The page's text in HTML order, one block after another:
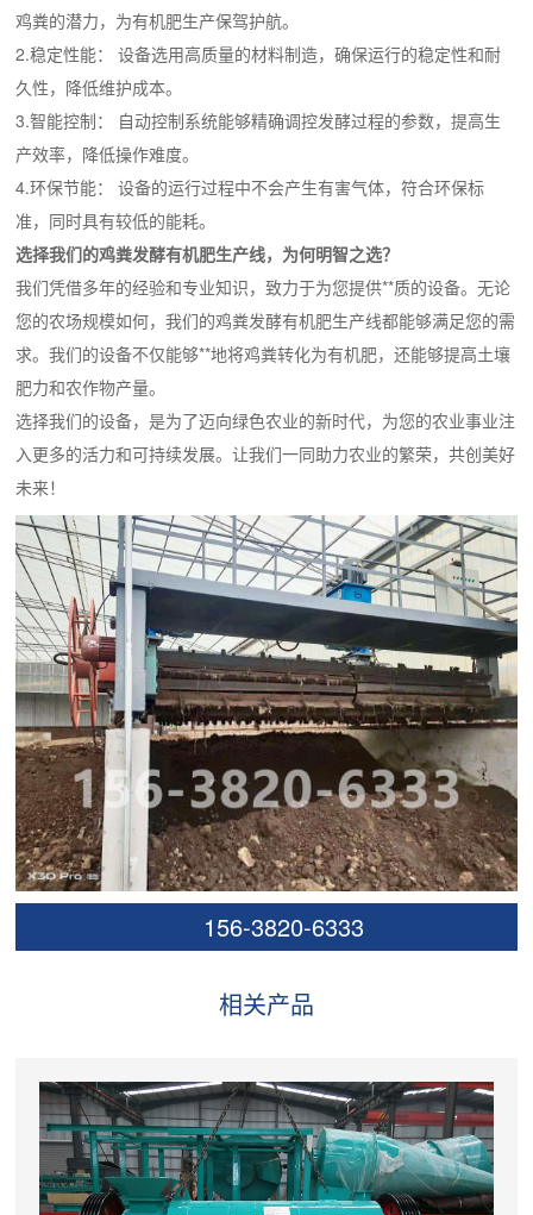
鸡粪的潜力，为有机肥生产保驾护航。
2.稳定性能： 设备选用高质量的材料制造，确保运行的稳定性和耐
久性，降低维护成本。
3.智能控制： 自动控制系统能够精确调控发酵过程的参数，提高生
产效率，降低操作难度。
4.环保节能： 设备的运行过程中不会产生有害气体，符合环保标
准，同时具有较低的能耗。
选择我们的鸡粪发酵有机肥生产线，为何明智之选？
我们凭借多年的经验和专业知识，致力于为您提供**质的设备。无论
您的农场规模如何，我们的鸡粪发酵有机肥生产线都能够满足您的需
求。我们的设备不仅能够**地将鸡粪转化为有机肥，还能够提高土壤
肥力和农作物产量。
选择我们的设备，是为了迈向绿色农业的新时代，为您的农业事业注
入更多的活力和可持续发展。让我们一同助力农业的繁荣，共创美好
未来！
156-3820-6333
相关产品